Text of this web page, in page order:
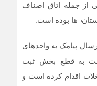
جمله اتاق اصناف
بوده است.
پیامک به واحدهای
به قطع بخش ثبت
اقدام کرده است و